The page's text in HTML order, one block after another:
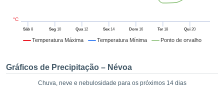
ou
permite-
a nossa
Temperatura Máxima Temperatura Mínima Ponto de orvalho
Sáb8 Seg10 Qua12 Sex 14 Dom16 Ter 18 Qui 20
°C
Gráficos de Precipitação – Névoa
Chuva, neve e nebulosidade para os próximos 14 dias